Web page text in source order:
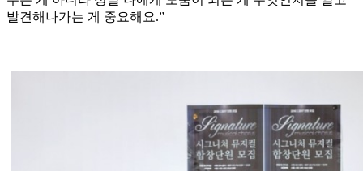
발견해나가는 게 중요해요.”